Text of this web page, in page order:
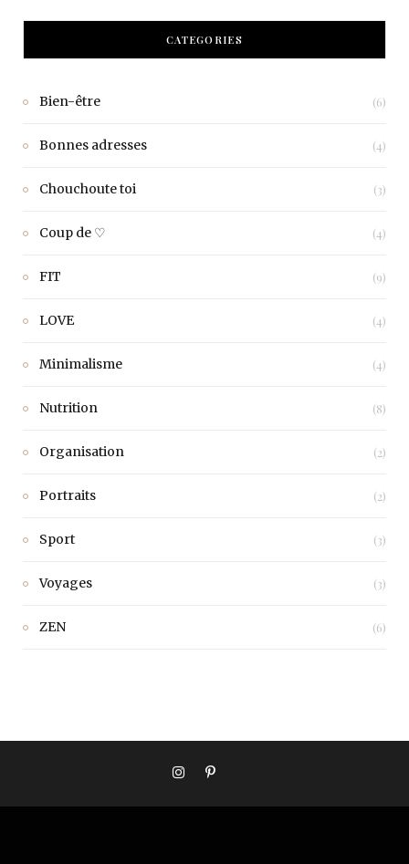
CATEGORIES
Bien-être (6)
Bonnes adresses (4)
Chouchoute toi (3)
Coup de ♡ (4)
FIT (9)
LOVE (4)
Minimalisme (4)
Nutrition (8)
Organisation (2)
Portraits (2)
Sport (3)
Voyages (3)
ZEN (6)